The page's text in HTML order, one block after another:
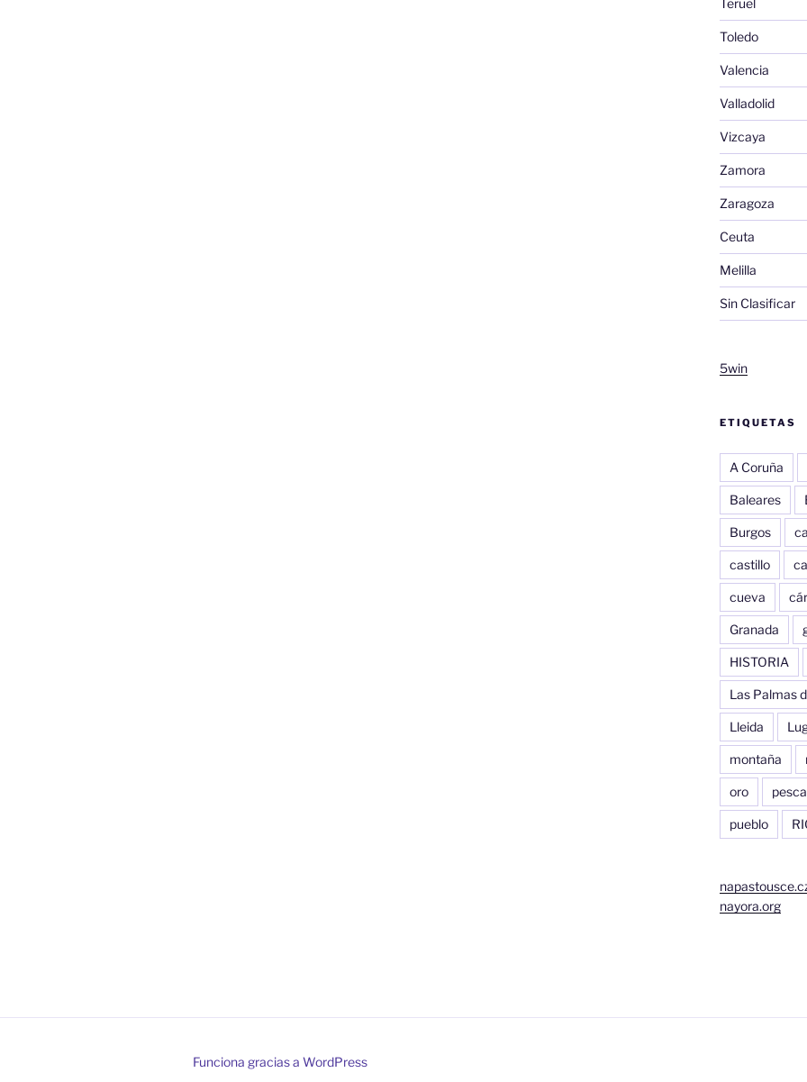
Teruel
Toledo
Valencia
Valladolid
Vizcaya
Zamora
Zaragoza
Ceuta
Melilla
Sin Clasificar
5win
ETIQUETAS
A Coruña
Baleares
Burgos
castillo
cueva
Granada
HISTORIA
Las Palmas
Lleida
montaña
oro pesca
pueblo
nayora.org
Funciona gracias a WordPress